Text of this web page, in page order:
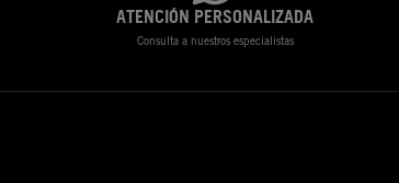
ATENCIÓN PERSONALIZADA
Consulta a nuestros especialistas